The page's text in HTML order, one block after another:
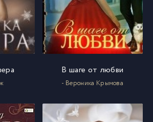
В шаге от любви
- Вероника Крымова